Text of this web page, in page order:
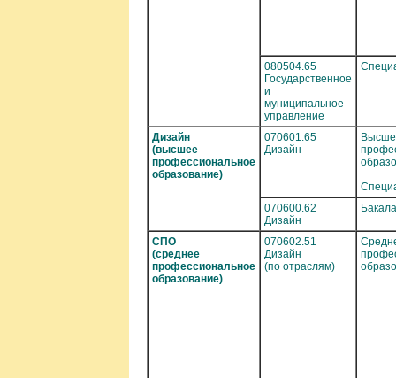
080504.65
Государственное
и
муниципальное
управление
Дизайн
(высшее
профессиональное
образование)
070601.65
Дизайн
070600.62
Дизайн
СПО
(среднее
профессиональное
образование)
070602.51
Дизайн
(по отраслям)